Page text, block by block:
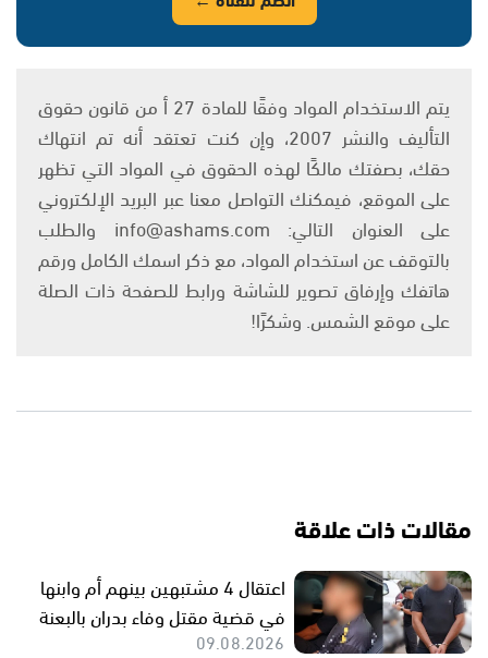
يتم الاستخدام المواد وفقًا للمادة 27 أ من قانون حقوق
التأليف والنشر 2007، وإن كنت تعتقد أنه تم انتهاك
حقك، بصفتك مالكًا لهذه الحقوق في المواد التي تظهر
على الموقع، فيمكنك التواصل معنا عبر البريد الإلكتروني
على العنوان التالي: info@ashams.com والطلب
بالتوقف عن استخدام المواد، مع ذكر اسمك الكامل ورقم
هاتفك وإرفاق تصوير للشاشة ورابط للصفحة ذات الصلة
على موقع الشمس. وشكرًا!
مقالات ذات علاقة
اعتقال 4 مشتبهين بينهم أم وابنها
في قضية مقتل وفاء بدران بالبعنة
09.08.2026